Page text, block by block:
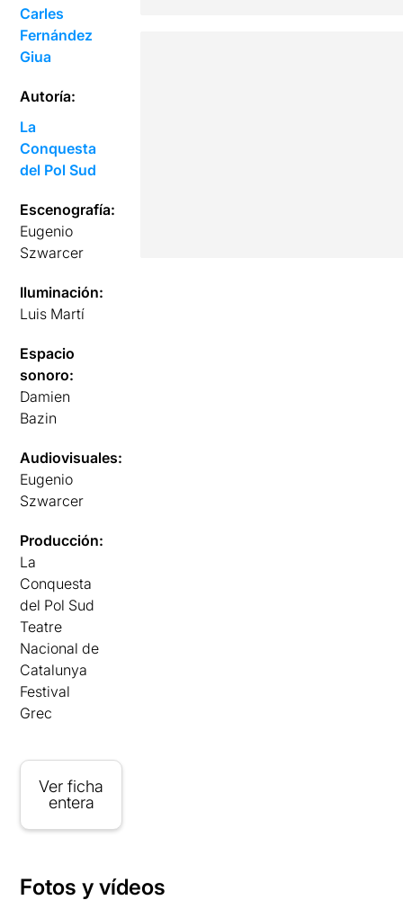
Carles
Fernández
Giua
Autoría:
La
Conquesta
del Pol Sud
Escenografía:
Eugenio
Szwarcer
Iluminación:
Luis Martí
Espacio
sonoro:
Damien
Bazin
Audiovisuales:
Eugenio
Szwarcer
Producción:
La
Conquesta
del Pol Sud
Teatre
Nacional de
Catalunya
Festival
Grec
Ver ficha
entera
Fotos y vídeos